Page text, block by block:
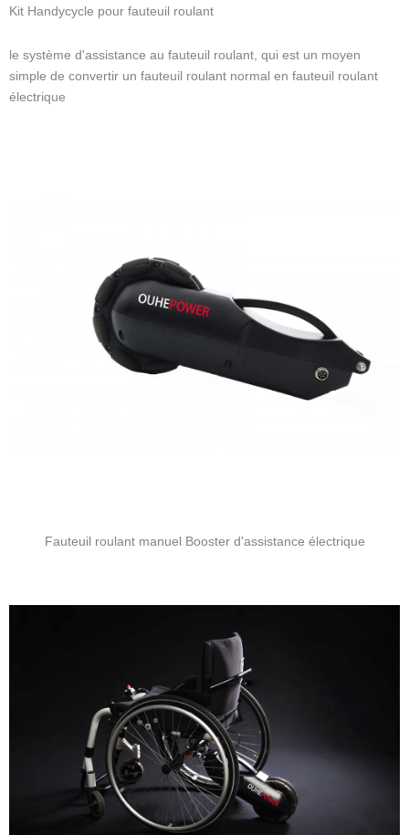
Kit Handycycle pour fauteuil roulant
le système d'assistance au fauteuil roulant, qui est un moyen
simple de convertir un fauteuil roulant normal en fauteuil roulant
électrique
Fauteuil roulant manuel Booster d'assistance électrique